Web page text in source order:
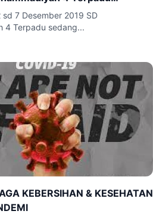
7 Desember 2019 SD
4 Terpadu sedang...
KEBERSIHAN & KESEHATAN